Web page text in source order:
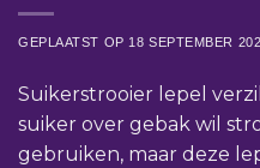
GEPLAATST OP18 SEPTEMBER
Suikerstrooier lepel
suiker over gebak wil
gebruiken, maar deze